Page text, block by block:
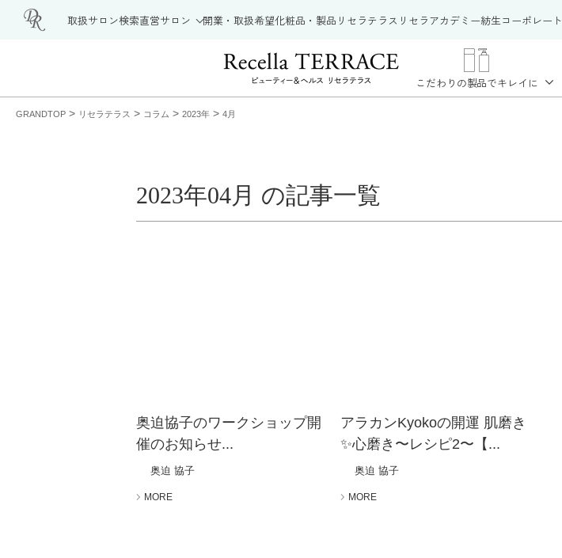
取扱サロン検索直営サロン 開業・取扱希望化粧品・製品 リセラテラス リセラアカデミー紡生コーポレート
こだわりの製品でキレイに
GRANDTOP > リセラテラス > コラム > 2023年 > 4月
2023年04月 の記事一覧
奥迫協子のワークショップ開
催のお知らせ...
奥迫 協子
MORE
アラカンKyokoの開運 肌磨き
✨心磨き〜レシピ2〜【...
奥迫 協子
MORE